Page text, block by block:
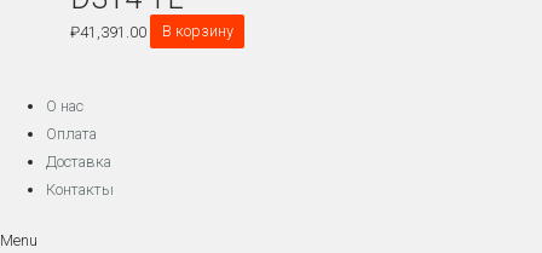
₽41,391.00 В корзину
О нас
Оплата
Доставка
Контакты
Menu